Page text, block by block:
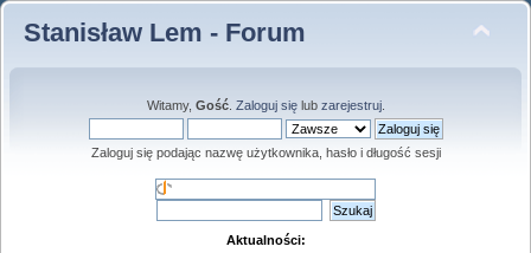
Stanisław Lem - Forum
Witamy, Gość. Zaloguj sięlub zarejestruj.
Zaloguj się podając nazwę użytkownika, hasło i długość sesji
Aktualności: